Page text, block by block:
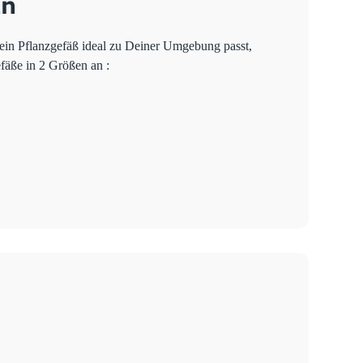
Pflanzgefäß ideal zu Deiner Umgebung passt,
in 2 Größen an :